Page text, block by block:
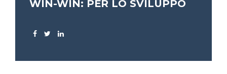
WIN-WIN: PER LO SVILUPPO